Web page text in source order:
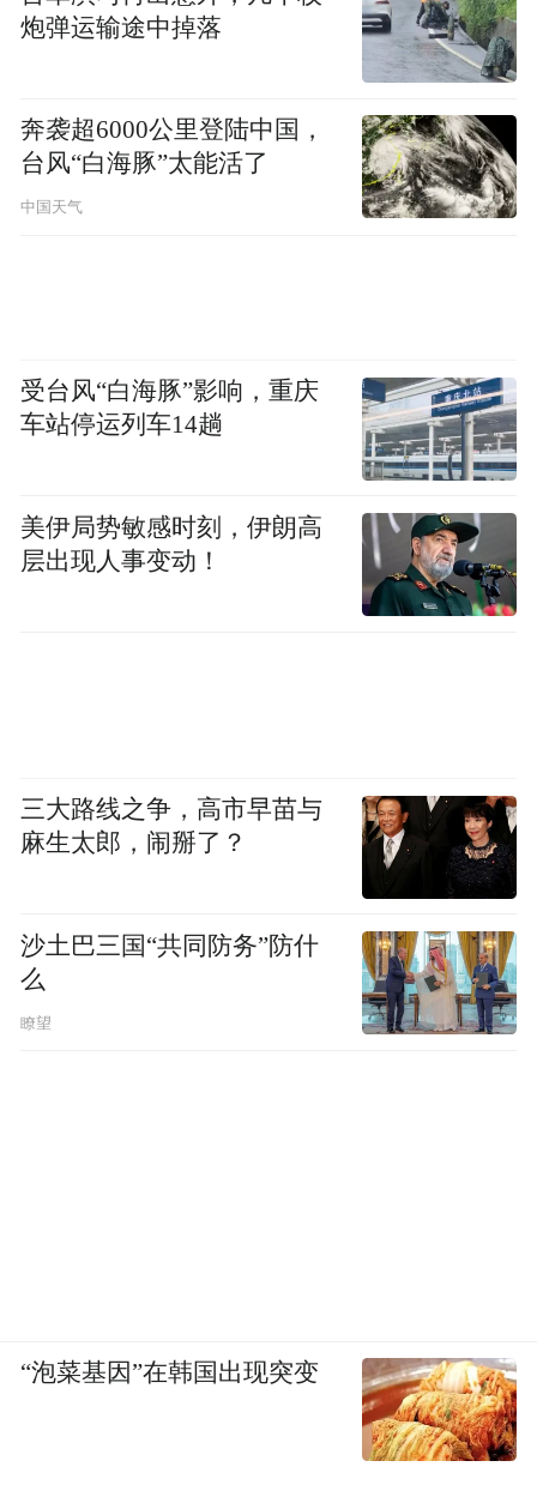
炮弹运输途中掉落
奔袭超6000公里登陆中国，
台风“白海豚”太能活了
中国天气
受台风“白海豚”影响，重庆
车站停运列车14趟
美伊局势敏感时刻，伊朗高
层出现人事变动！
三大路线之争，高市早苗与
麻生太郎，闹掰了？
沙土巴三国“共同防务”防什
么
瞭望
“泡菜基因”在韩国出现突变